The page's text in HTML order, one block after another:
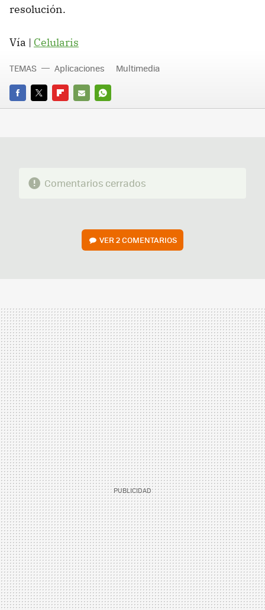
resolución.
Vía | Celularis
FACEBOOK
TWITTERFLIPBOARD
E-
WHATSAPP
TEMAS Aplicaciones Multimedia
Comentarios cerrados
VER2 COMENTARIOS